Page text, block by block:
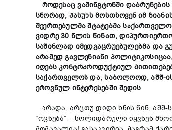
როდესაც ვაშინგტონში დაბრუნების
სწორად, პასუხს მოსთხოვენ იმ
შეერთებულმაშტატებმასაქართველო
ვიდრე 30 წლის წინათ,
საშინლად იმედგაცრუებულებმა და
არამედგავლენიანი პოლიტიკოსიცაა,
იღებსკონტრპროდუქტიულ
საქართველოსდა,საბოლოოდ,აშშ-
ეროვნულ ინტერესებშიშედის.
არადა, არცთუ დიდი ხნის წინ, აშშ-
“ოცნება” – სოლიდარული იყვნენ